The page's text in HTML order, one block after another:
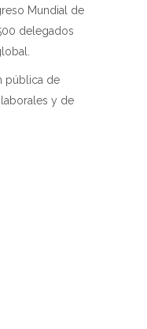
Mundial de
delegados
pública de
y de